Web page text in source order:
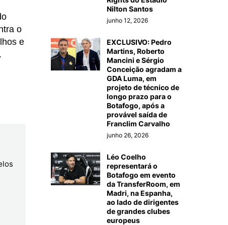
o
e
Nilton Santos
junho 12, 2026
EXCLUSIVO: Pedro
Martins, Roberto
Mancini e Sérgio
Conceição agradam a
GDA Luma, em
projeto de técnico de
longo prazo para o
Botafogo, após a
provável saída de
Franclim Carvalho
junho 26, 2026
Léo Coelho
representará o
Botafogo em evento
da TransferRoom, em
Madri, na Espanha,
ao lado de dirigentes
de grandes clubes
europeus